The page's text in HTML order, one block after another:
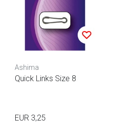
Ashima
Quick Links Size 8
EUR 3,25